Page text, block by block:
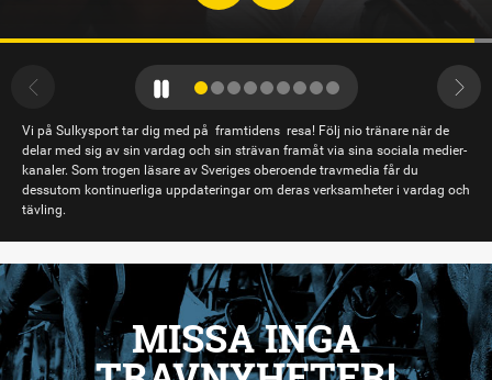
Vi på Sulkysport tar dig med på framtidens resa! Följ nio tränare när de
delar med sig av sin vardag och sin strävan framåt via sina sociala medier-
kanaler. Som trogen läsare av Sveriges oberoende travmedia får du
dessutom kontinuerliga uppdateringar om deras verksamheter i vardag och
tävling.
MISSA INGA